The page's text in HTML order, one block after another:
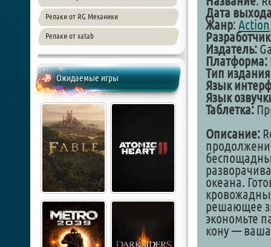
Репаки от RG Механики
Репаки от xatab
Ожидаемые игры
Дата
Жанр: Action
Разработчик
Издатель:
Платформа:
Тип
Язык
Язык
Таблетка:
Описание:
океана.
решающее
экономьте
кону —